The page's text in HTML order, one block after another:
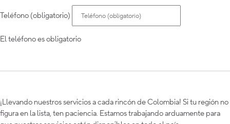
Teléfono (obligatorio)
El teléfono es obligatorio
¡Llevando nuestros servicios a cada rincón de Colombia! Si tu región no
figura en la lista, ten paciencia. Estamos trabajando arduamente para